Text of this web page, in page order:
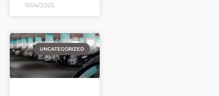
11/04/2025
UNCATEGORIZED